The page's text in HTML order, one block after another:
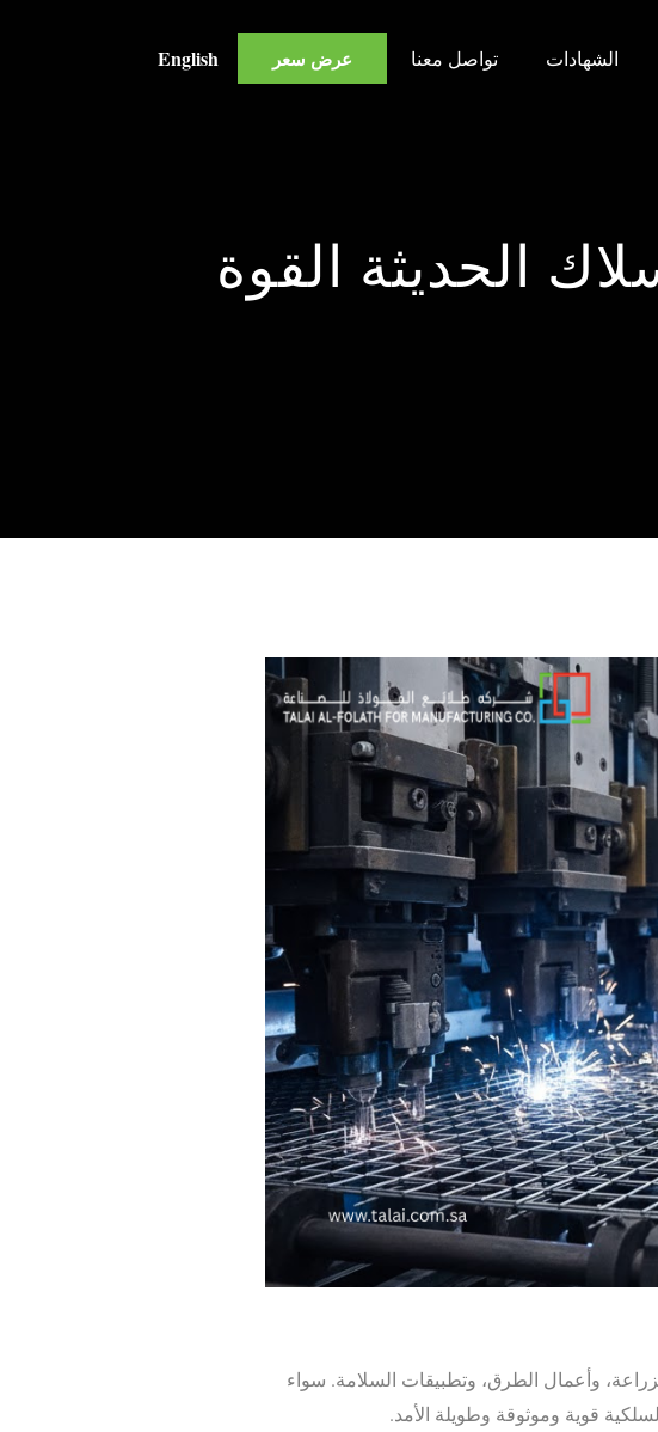
الشهادات تواصل معنا عرض سعر English
الحديثة القوة
وأعمال الطرق، وتطبيقات السلامة. سواء
قوية وموثوقة وطويلة الأمد.